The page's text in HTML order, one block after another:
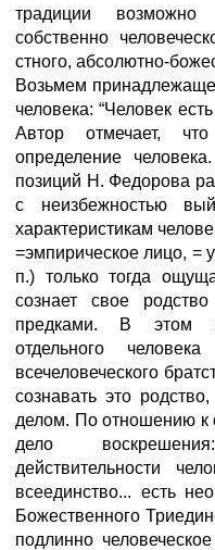
традиции
собственно
стного, абсолютно-
Возьмем
человека: “Человек
Автор отмечает,
определение
позиций Н. Федорова
с неизбежностью
характеристикам
=эмпирическое лицо, =
п.) только тогда
сознает свое
предками. В этом
отдельного
всечеловеческого
сознавать это
делом. По отношению к
дело
действительности
всеединство... есть
Божественного
подлинно